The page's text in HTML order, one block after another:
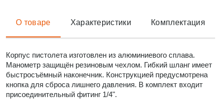
О товаре Характеристики Комплектация
Корпус пистолета изготовлен из алюминиевого сплава.
Манометр защищён резиновым чехлом. Гибкий шланг имеет
быстросъёмный наконечник. Конструкцией предусмотрена
кнопка для сброса лишнего давления. В комплект входит
присоединительный фитинг 1/4".